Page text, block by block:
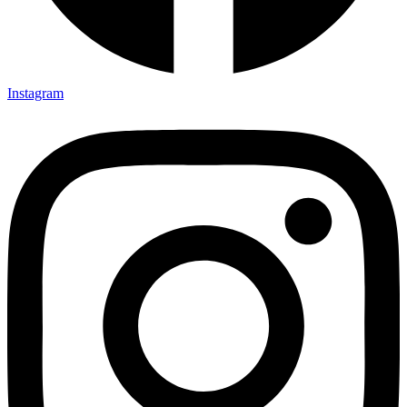
Instagram